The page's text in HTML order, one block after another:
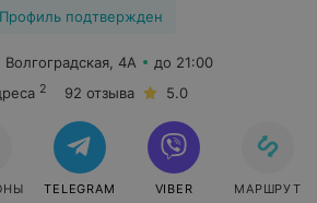
Профиль подтвержден
4А
до 21:00
2 92 отзыва 5.0
TELEGRAM VIBER МАРШРУТ